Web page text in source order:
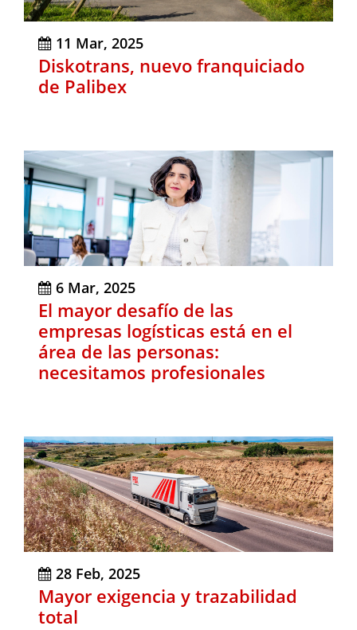
11 Mar, 2025
Diskotrans, nuevo franquiciado
de Palibex
6 Mar, 2025
El mayor desafío de las
empresas logísticas está en el
área de las personas:
necesitamos profesionales
28 Feb, 2025
Mayor exigencia y trazabilidad
total